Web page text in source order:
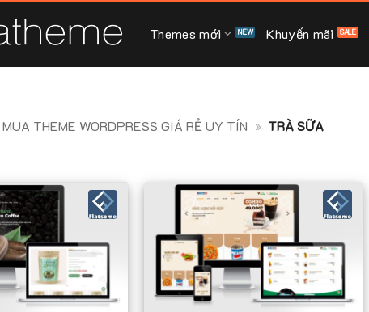
Themes mới Khuyến mãi
MUA THEME WORDPRESS GIÁ RẺ UY TÍN » TRÀ SỮA